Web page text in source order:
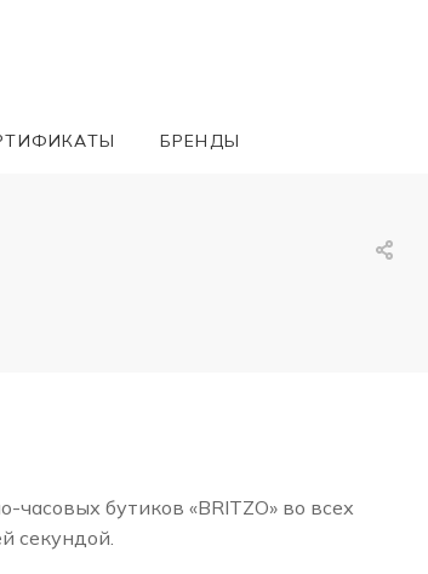
БРЕНДЫ
бутиков «BRITZO» во всех
секундой.